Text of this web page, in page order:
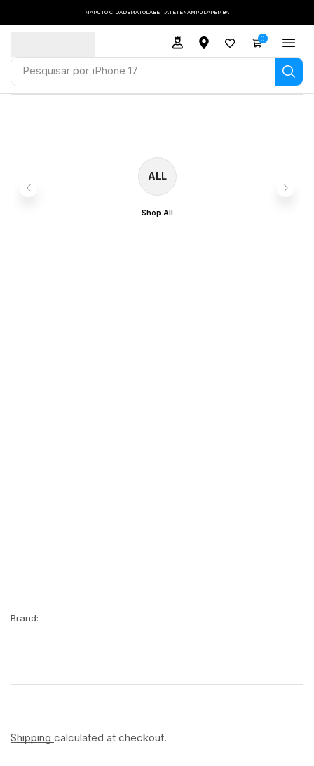
MAPUTO CIDADEMATOLABEIRATETENAMPULAPEMBA
Pesquisar por iPhone 17
0
ALL
Shop All
Brand:
Shipping calculated at checkout.